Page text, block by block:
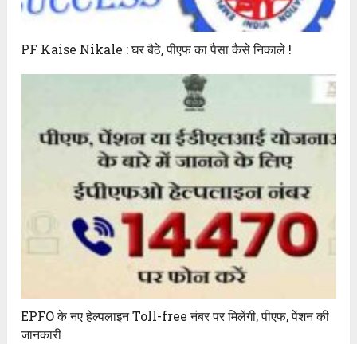
PF Kaise Nikale : घर बैठे, पीएफ का पैसा कैसे निकाले !
EPFO के नए हेल्पलाइन Toll-free नंबर पर मिलेंगी, पीएफ, पेंशन की
जानकारी